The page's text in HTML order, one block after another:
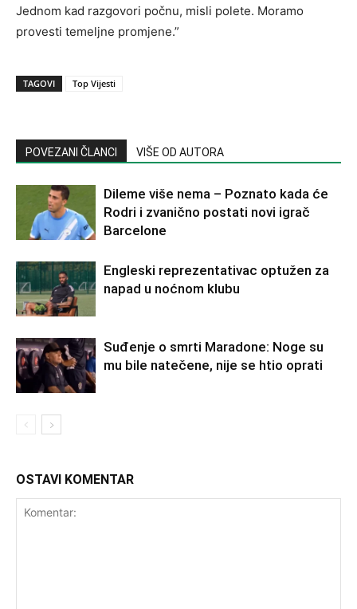
Jednom kad razgovori počnu, misli polete. Moramo
provesti temeljne promjene.”
TAGOVI Top Vijesti
POVEZANI ČLANCI VIŠE OD AUTORA
Dileme više nema – Poznato kada će
Rodri i zvanično postati novi igrač
Barcelone
Engleski reprezentativac optužen za
napad u noćnom klubu
Suđenje o smrti Maradone: Noge su
mu bile natečene, nije se htio oprati
OSTAVI KOMENTAR